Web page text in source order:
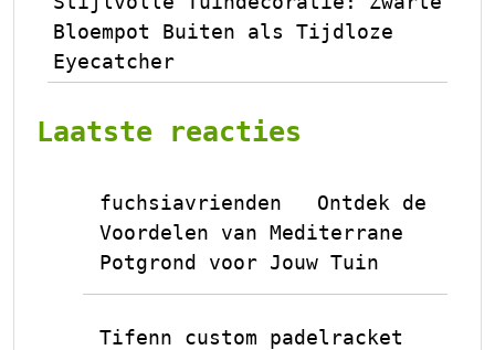
Bloempot Buiten als Tijdloze
Eyecatcher
Laatste reacties
fuchsiavrienden
Ontdek de
Voordelen van Mediterrane
Potgrond voor Jouw Tuin
Tifenn custom padelracket